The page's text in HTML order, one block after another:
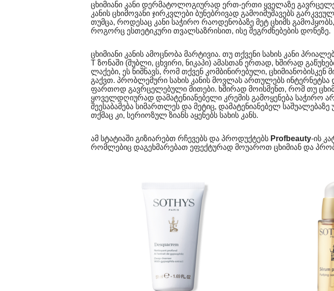
ცხიმიანი კანი დერმატოლოგიურად ერთ-ერთი ყველაზე
კანის ცხიმოვანი ჯირკვლები ბუნებრივად გამოიმუშავებს
თუმცა, როდესაც კანი საჭირო რაოდენობაზე მეტ ცხიმს
როგორც ესთეტიკური თვალსაზრისით, ისე შეგრძნებების დონეზე.
ცხიმიანი კანის ამოცნობა მარტივია. თუ თქვენი სახის კანი
T ზონაში (შუბლი, ცხვირი, ნიკაპი) ამასთან ერთად, ხშირად
ლაქები, ეს ნიშნავს, რომ თქვენ კომბინირებული, ცხიმიანობისკენ
გაქვთ. პრობლემური სახის კანის მოვლას ართულებს ინტერნეტსა
ფართოდ გავრცელებული მითები. ხშირად მოისმენთ, რომ თუ
ყოველდღიურად დამატენიანებელი კრემის გამოყენება საჭირო
შეესაბამება სიმართლეს და მეტიც, დამატენიანებელ
თქმაც კი, სერიოზულ ზიანს აყენებს სახის კანს.
ამ სტატიაში გიზიარებთ რჩევებს და პროდუქტებს Profbeauty-ის
რომლებიც დაგეხმარებათ ეფექტურად მოუაროთ ცხიმიან და